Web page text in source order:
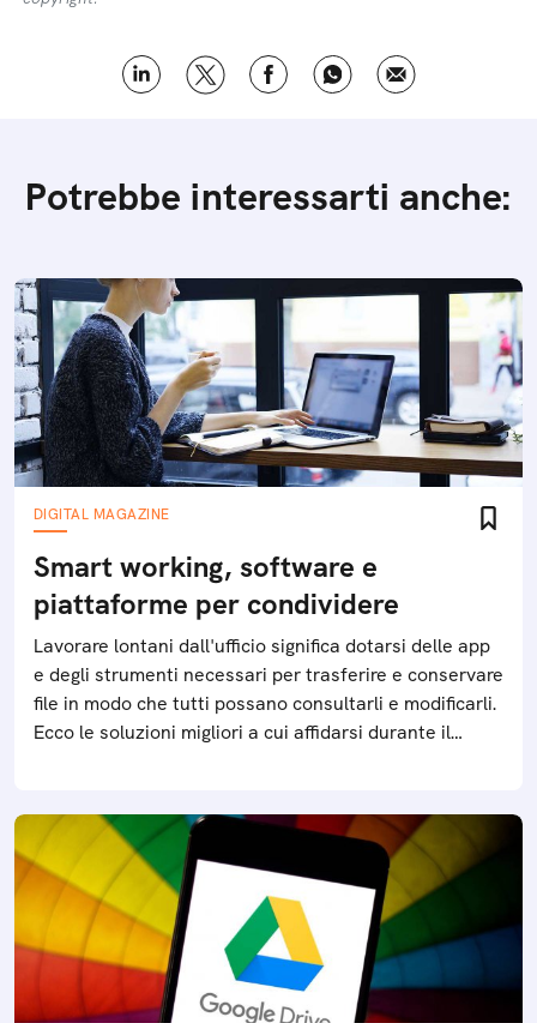
Potrebbe interessarti anche:
DIGITAL MAGAZINE
Smart working, software e
piattaforme per condividere
Lavorare lontani dall'ufficio significa dotarsi delle app
e degli strumenti necessari per trasferire e conservare
file in modo che tutti possano consultarli e modificarli.
Ecco le soluzioni migliori a cui affidarsi durante il